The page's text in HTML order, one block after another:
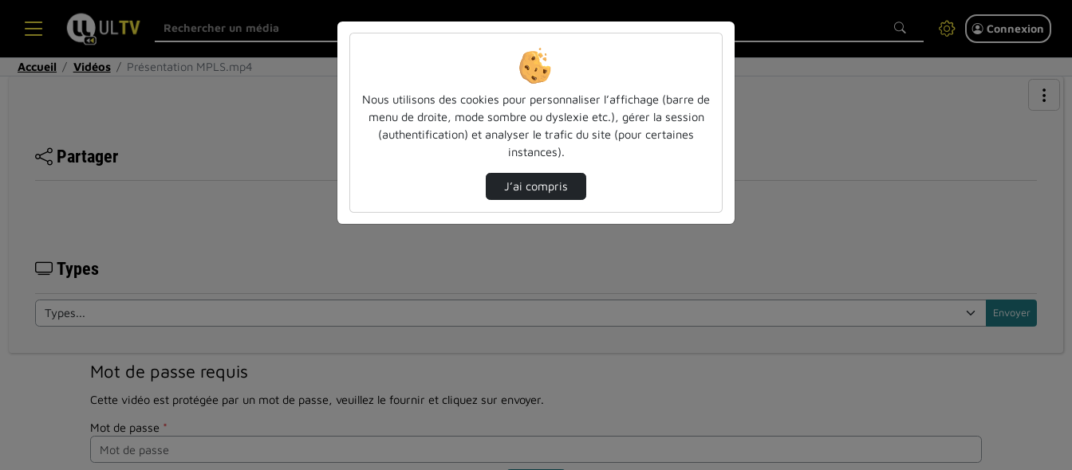
Connexion
Accueil Vidéos Présentation MPLS.mp4
Partager
Types
Mot de passe requis
Cette vidéo est protégée par un mot de passe, veuillez le fournir et cliquez sur envoyer.
Mot de passe *
Nous utilisons des cookies pour personnaliser l’affichage (barre de
menu de droite, mode sombre ou dyslexie etc.), gérer la session
(authentification) et analyser le trafic du site (pour certaines
instances).
J’ai compris